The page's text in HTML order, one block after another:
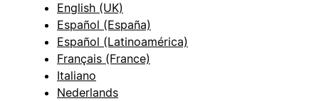
English (UK)
Español (España)
Español (Latinoamérica)
Français (France)
Italiano
Nederlands